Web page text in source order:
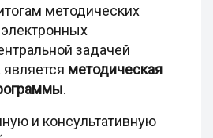
методических
задачей
является методическая
.
и консультативную